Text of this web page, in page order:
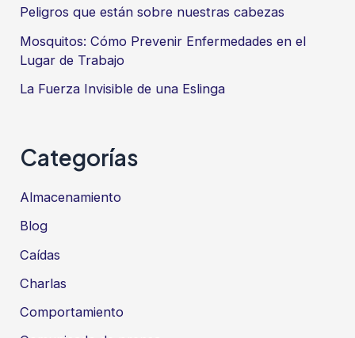
Peligros que están sobre nuestras cabezas
Mosquitos: Cómo Prevenir Enfermedades en el
Lugar de Trabajo
La Fuerza Invisible de una Eslinga
Categorías
Almacenamiento
Blog
Caídas
Charlas
Comportamiento